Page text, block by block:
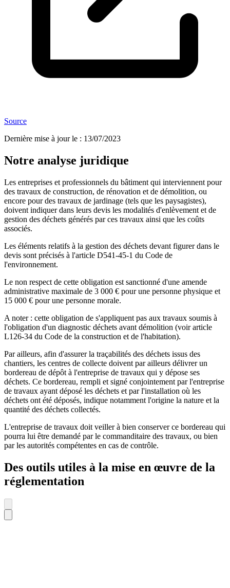
Source
Dernière mise à jour le : 13/07/2023
Notre analyse juridique
Les entreprises et professionnels du bâtiment qui interviennent pour
des travaux de construction, de rénovation et de démolition, ou
encore pour des travaux de jardinage (tels que les paysagistes),
doivent indiquer dans leurs devis les modalités d'enlèvement et de
gestion des déchets générés par ces travaux ainsi que les coûts
associés.
Les éléments relatifs à la gestion des déchets devant figurer dans le
devis sont précisés à l'article D541-45-1 du Code de
l'environnement.
Le non respect de cette obligation est sanctionné d'une amende
administrative maximale de 3 000 € pour une personne physique et
15 000 € pour une personne morale.
A noter : cette obligation de s'appliquent pas aux travaux soumis à
l'obligation d'un diagnostic déchets avant démolition (voir article
L126-34 du Code de la construction et de l'habitation).
Par ailleurs, afin d'assurer la traçabilités des déchets issus des
chantiers, les centres de collecte doivent par ailleurs délivrer un
bordereau de dépôt à l'entreprise de travaux qui y dépose ses
déchets. Ce bordereau, rempli et signé conjointement par l'entreprise
de travaux ayant déposé les déchets et par l'installation où les
déchets ont été déposés, indique notamment l'origine la nature et la
quantité des déchets collectés.
L'entreprise de travaux doit veiller à bien conserver ce bordereau qui
pourra lui être demandé par le commanditaire des travaux, ou bien
par les autorités compétentes en cas de contrôle.
Des outils utiles à la mise en œuvre de la
réglementation